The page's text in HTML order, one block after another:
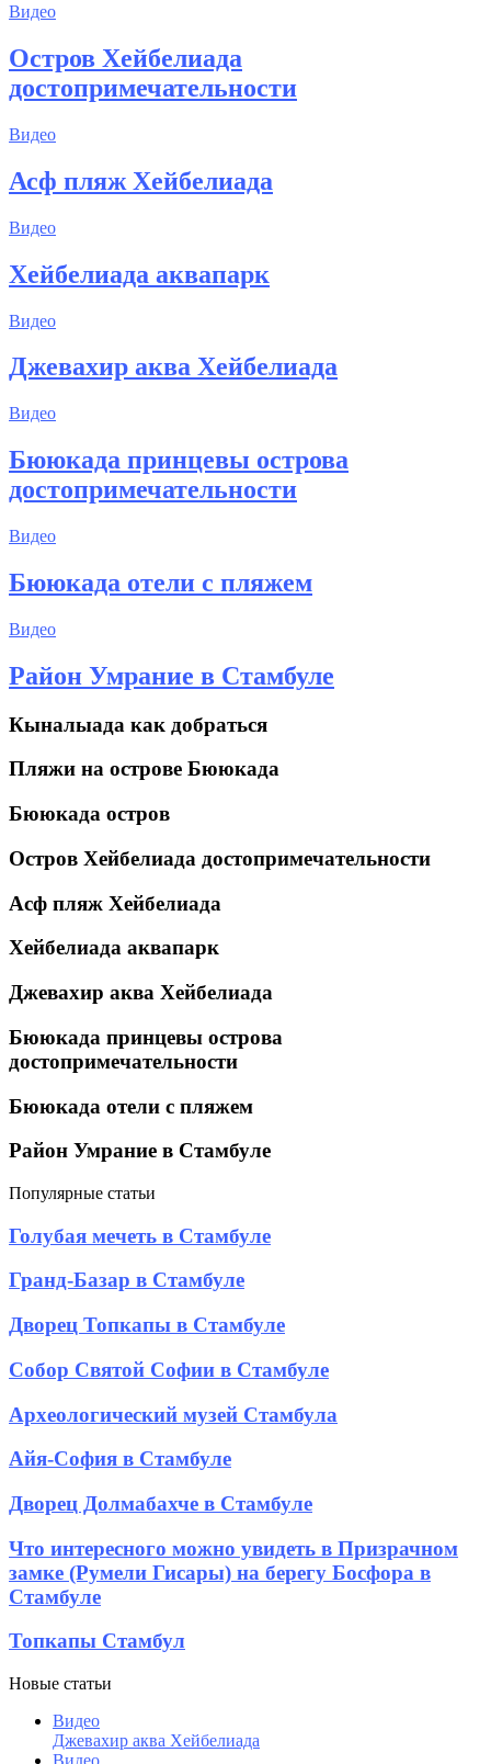
Видео
Остров Хейбелиада
достопримечательности
Видео
Асф пляж Хейбелиада
Видео
Хейбелиада аквапарк
Видео
Джевахир аква Хейбелиада
Видео
Бююкада принцевы острова
достопримечательности
Видео
Бююкада отели с пляжем
Видео
Район Умрание в Стамбуле
Кыналыада как добраться
Пляжи на острове Бююкада
Бююкада остров
Остров Хейбелиада достопримечательности
Асф пляж Хейбелиада
Хейбелиада аквапарк
Джевахир аква Хейбелиада
Бююкада принцевы острова
достопримечательности
Бююкада отели с пляжем
Район Умрание в Стамбуле
Популярные статьи
Голубая
мечеть
в
Стамбуле
Голубая мечеть в Стамбуле
Гранд-
Базар
в
Стамбуле
Гранд-Базар в Стамбуле
Дворец
Топкапы
в
Стамбуле
Дворец Топкапы в Стамбуле
Собор
Святой
Софии
в
Собор Святой Софии в Стамбуле
Археологический
музей
Стамбула
Археологический музей Стамбула
Айя-
в
Стамбуле
Айя-София в Стамбуле
Дворец
Долмабахче
в
Стамбуле
Дворец Долмабахче в Стамбуле
Что
интересного
можно
увидеть
Призрачном
(Румели
берегу
Что интересного можно увидеть в Призрачном
замке (Румели Гисары) на берегу Босфора в
Стамбуле
Топкапы
Топкапы Стамбул
Новые статьи
Видео
Джевахир аква Хейбелиада